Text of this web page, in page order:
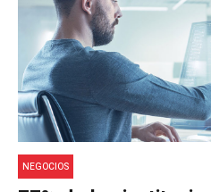
NEGOCIOS